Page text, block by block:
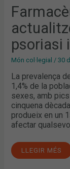
psoriasi
Món col·legial /30
La prevalença
1,4% de la
sexes, amb
cinquena
produeix en un
afectar
PSORIÀSICA
LLEGIR MÉS